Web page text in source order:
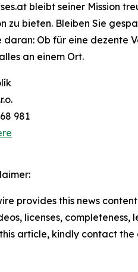
bleibt seiner Mission
zu bieten. Bleiben Sie
daran: Ob für eine dezente
an einem Ort.
981
provides this news
licenses,
article, kindly contact the